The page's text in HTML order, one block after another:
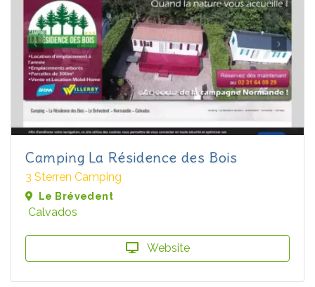
Camping La Résidence des Bois
3 Sterren Camping
Le Brévedent
Calvados
Website